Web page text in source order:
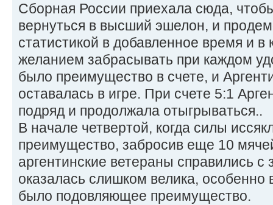
Сборная России приехала сюда,
вернуться в высший эшелон, и
статистикой в добавленное время и в
желанием забрасывать при каждом
было преимущество в счете, и
оставалась в игре. При счете 5:1
подряд и продолжала отыгрываться..
В начале четвертой, когда силы
преимущество, забросив еще 10
аргентинские ветераны справились
оказалась слишком велика, особенно
было подовляющее преимущество.